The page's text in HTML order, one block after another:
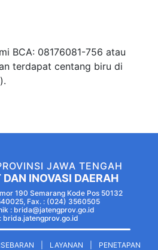
BCA: 08176081-756 atau
terdapat centang biru di
JAWA TENGAH
INOVASI DAERAH
190 Semarang Kode Pos 50132
Fax. : (024) 3560505
: brida@jatengprov.go.id
brida.jatengprov.go.id
LAYANAN
PENETAPAN